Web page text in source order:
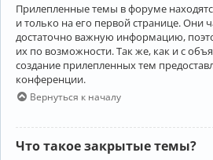
Прилепленные темы в форуме
и только на его первой странице. Они
достаточно важную информацию,
их по возможности. Так же, как и с
создание прилепленных тем
конференции.
Вернуться к началу
Что такое закрытые темы?